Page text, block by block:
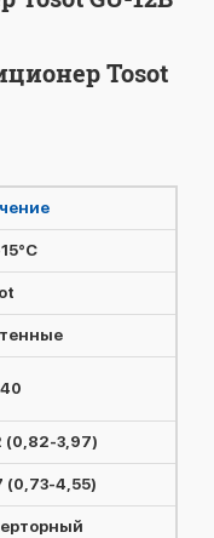
Tosot
40
(0,82-3,97)
(0,73-4,55)